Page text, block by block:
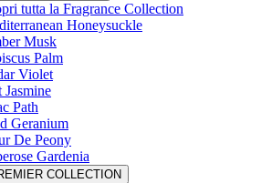
tutta la Fragrance Collection
Honeysuckle
Musk
Palm
Violet
Jasmine
Path
Geranium
De Peony
Gardenia
COLLECTION